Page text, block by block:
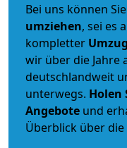
Bei uns können Sie
umziehen, sei es
kompletter Umzug
wir über die Jahre
deutschlandweit
unterwegs. Holen
Angebote und
Überblick über